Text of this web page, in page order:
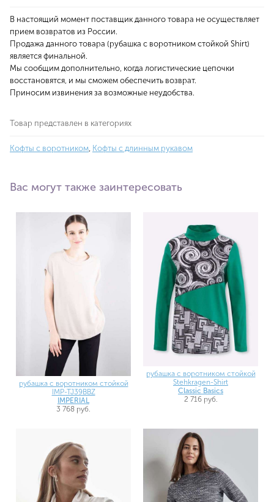
В настоящий момент поставщик данного товара не осуществляет
прием возвратов из России.
Продажа данного товара (рубашка с воротником стойкой Shirt)
является финальной.
Мы сообщим дополнительно, когда логистические цепочки
восстановятся, и мы сможем обеспечить возврат.
Приносим извинения за возможные неудобства.
Товар представлен в категориях
Кофты с воротником Кофты с длинным рукавом
Вас могут также заинтересовать
рубашка с воротником стойкой
IMP-TJ39BBZ
IMPERIAL
3 768 руб.
рубашка с воротником стойкой
Stehkragen-Shirt
Classic Basics
2 716 руб.